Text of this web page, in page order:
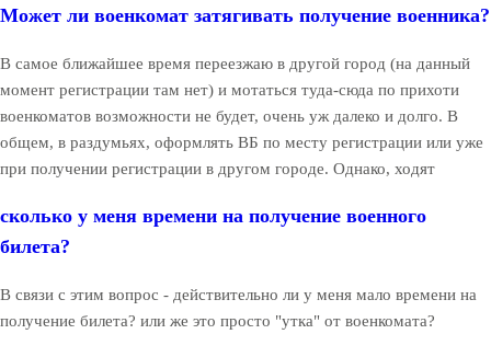
Может ли военкомат затягивать получение военника?
В самое ближайшее время переезжаю в другой город (на данный
момент регистрации там нет) и мотаться туда-сюда по прихоти
военкоматов возможности не будет, очень уж далеко и долго. В
общем, в раздумьях, оформлять ВБ по месту регистрации или уже
при получении регистрации в другом городе. Однако, ходят
сколько у меня времени на получение военного
билета?
В связи с этим вопрос - действительно ли у меня мало времени на
получение билета? или же это просто "утка" от военкомата?